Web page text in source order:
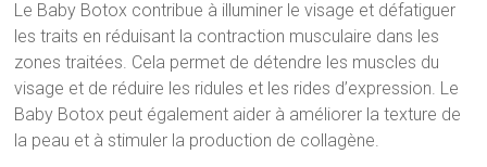
Le Baby Botox contribue à illuminer le visage et défatiguer
les traits en réduisant la contraction musculaire dans les
zones traitées. Cela permet de détendre les muscles du
visage et de réduire les ridules et les rides d’expression. Le
Baby Botox peut également aider à améliorer la texture de
la peau et à stimuler la production de collagène.